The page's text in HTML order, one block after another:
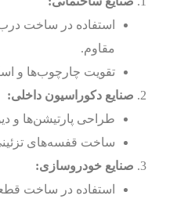
استفاده در ساخت
مقاوم.
تقویت چارچوب‌ها و
صنایع دکوراسیون داخلی:
طراحی پارتیشن‌ها و
ساخت قفسه‌های
صنایع خودروسازی:
استفاده در ساخت